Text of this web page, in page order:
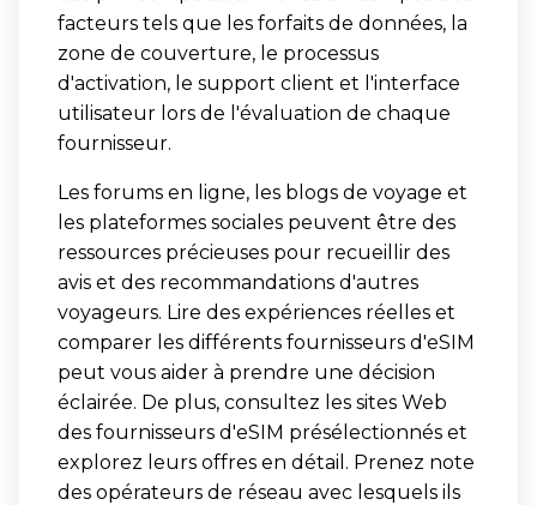
facteurs tels que les forfaits de données, la
zone de couverture, le processus
d'activation, le support client et l'interface
utilisateur lors de l'évaluation de chaque
fournisseur.
Les forums en ligne, les blogs de voyage et
les plateformes sociales peuvent être des
ressources précieuses pour recueillir des
avis et des recommandations d'autres
voyageurs. Lire des expériences réelles et
comparer les différents fournisseurs d'eSIM
peut vous aider à prendre une décision
éclairée. De plus, consultez les sites Web
des fournisseurs d'eSIM présélectionnés et
explorez leurs offres en détail. Prenez note
des opérateurs de réseau avec lesquels ils